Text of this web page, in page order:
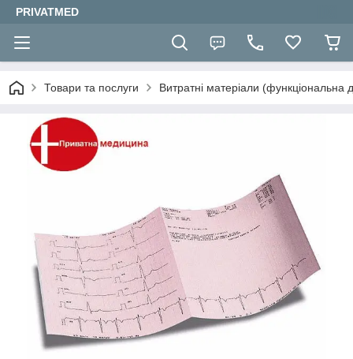
PRIVATMED
Товари та послуги Витратні матеріали (функціональна